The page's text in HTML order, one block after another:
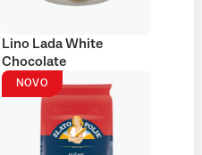
Lino Lada White
Chocolate
NOVO